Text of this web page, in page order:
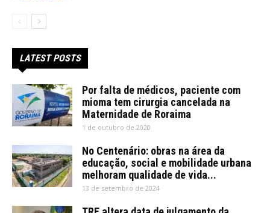
LATEST POSTS
Por falta de médicos, paciente com
mioma tem cirurgia cancelada na
Maternidade de Roraima
1 de outubro de 2020
No Centenário: obras na área da
educação, social e mobilidade urbana
melhoram qualidade de vida...
13 de setembro de 2024